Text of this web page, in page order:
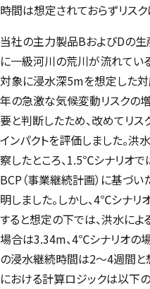
時間は想定されておらずリスク
当社の主力製品BおよびDの
に一級河川の荒川が流れてい
対象に浸水深5mを想定した対
年の急激な気候変動リスクの
要と判断したため、改めてリ
インパクトを評価しました。
察したところ、1.5℃シナリオ
BCP（事業継続計画）に基づ
明しました。しかし、4℃シナ
すると想定の下では、洪水に
場合は3.34m、4℃シナリオの
の浸水継続時間は2～4週間と
における計算ロジックは以下